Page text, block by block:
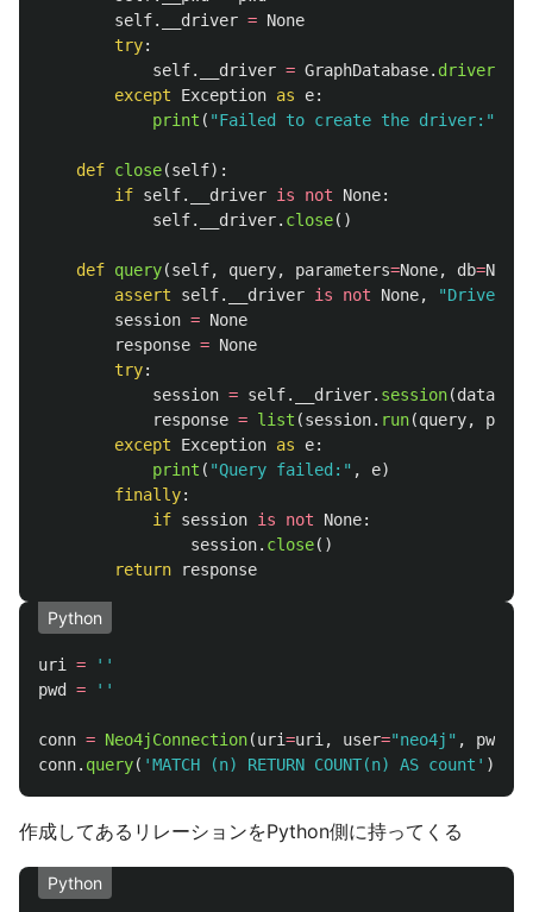
self. __driver = None
try:
self. __driver = GraphDatabase. driver
except
Exception as e:
print ( "Failed to create the driver: "
def close(self):
if self. __driver is not None:
self. __driver. close()
def query(self, query, parameters=None, db=None
assert
self. __driver is not None, "Driver
session = None
response = None
try:
session = self. __driver. session(database
response = list (session. run(query,
except
Exception as e:
print ( "Query failed: " , e)
finally:
if session is not None:
session. close()
return
response
Python
uri =
''
pwd
= ''
conn = Neo4jConnection(uri=uri , user="neo4j " , pwd
conn. query( 'MATCH (n) RETURN COUNT(n) AS count ' )
作成してあるリレーションをPython側に持ってくる
Python